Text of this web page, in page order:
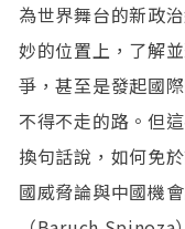
為世界舞台的新政
妙的位置上，了解
爭，甚至是發起國
不得不走的路。但
換句話說，如何免
國威脅論與中國機